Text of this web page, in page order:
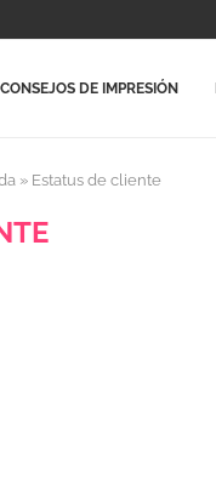
CONSEJOS DE IMPRESIÓN
» Estatus de cliente